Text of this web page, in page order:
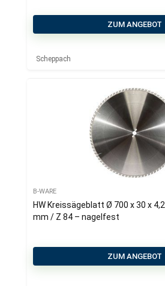
ZUM ANGEBOT
Scheppach
B-WARE
HW Kreissägeblatt Ø 700 x 30 x 4,2
mm / Z 84 – nagelfest
ZUM ANGEBOT